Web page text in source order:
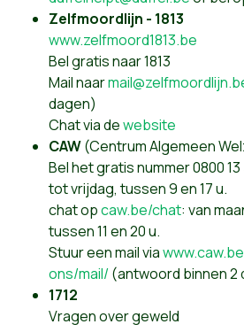
Zelfmoordlijn - 1813
www.zelfmoord1813.be
Bel gratis naar 1813
Mail naar
dagen)
Chat via dewebsite
CAW(Centrum Algemeen
Bel het gratis nummer 0800
tot vrijdag, tussen 9 en 17 u.
chat opcaw.be/chat: van
tussen 11 en 20 u.
Stuur een mail via
ons/mail/(antwoord binnen 2
1712
Vragen over geweld